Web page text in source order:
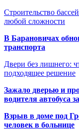
Строительство
любой сложности
В Барановичах
транспорта
Двери без лишнего:
подходящее решение
Зажало дверью и
водителя автобуса
Взрыв в доме под
человек в больнице